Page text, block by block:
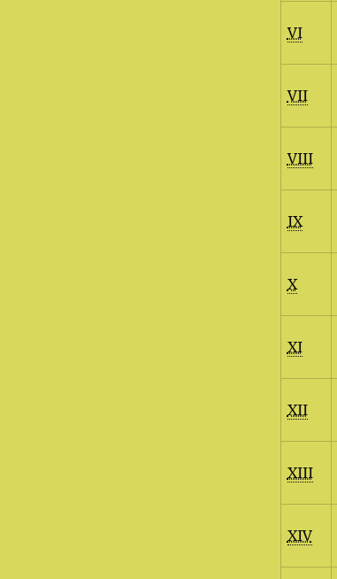
VI
VII
VIII
IX
X
XI
XII
XIII
XIV